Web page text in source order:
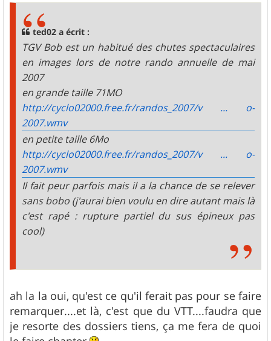
ted02 a écrit :
TGV Bob est un habitué des chutes spectaculaires
en images lors de notre rando annuelle de mai
2007
en grande taille 71MO
http://cyclo02000.free.fr/randos_2007/v ... o-
2007.wmv
en petite taille 6Mo
http://cyclo02000.free.fr/randos_2007/v ... o-
2007.wmv
Il fait peur parfois mais il a la chance de se relever
sans bobo (j'aurai bien voulu en dire autant mais là
c'est rapé : rupture partiel du sus épineux pas
cool)
ah la la oui, qu'est ce qu'il ferait pas pour se faire
remarquer....et là, c'est que du VTT....faudra que
je resorte des dossiers tiens, ça me fera de quoi